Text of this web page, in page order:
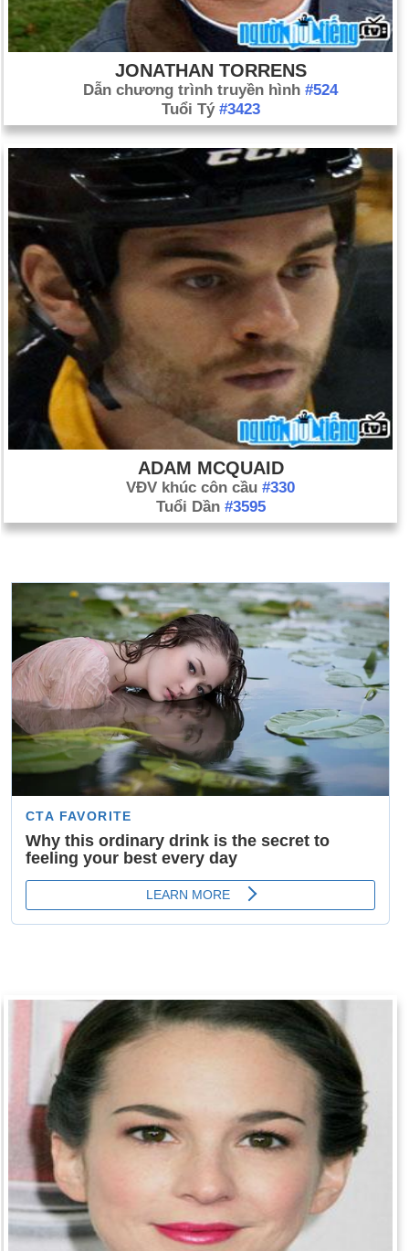
JONATHAN TORRENS
Dẫn chương trình truyền hình #524
Tuổi Tý #3423
ADAM MCQUAID
VĐV khúc côn cầu #330
Tuổi Dần #3595